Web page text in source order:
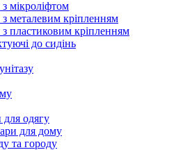
мікроліфтом
металевим кріпленням
пластиковим кріпленням
до сидінь
одягу
для дому
та городу